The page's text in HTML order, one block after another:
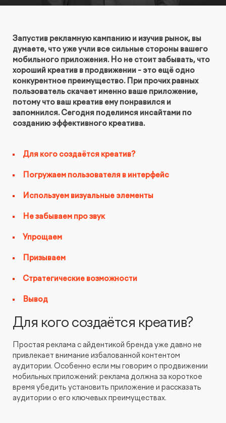
и приложений с респондентами
Глубинные интервью с аудиторией
Создание AI-креативов
Правовой аудит сайта
Оптимизация скорости загрузки сайта
Интеграция и поддержка умного поиска SearchBooster
Видеопродакшн
БЕЛАРУСИ
РЕФЕРАЛЬНАЯ ПРОГРАММА
Запустив рекламную кампанию и изучив рынок, вы
думаете, что уже учли все сильные стороны вашего
мобильного приложения. Но не стоит забывать, что
хороший креатив в продвижении - это ещё одно
конкурентное преимущество. При прочих равных
пользователь скачает именно ваше приложение,
потому что ваш креатив ему понравился и
запомнился. Сегодня поделимся инсайтами по
созданию эффективного креатива.
Для кого создаётся креатив?
Погружаем пользователя в интерфейс
Используем визуальные элементы
Не забываем про звук
Упрощаем
Призываем
Стратегические возможности
Вывод
Для кого создаётся креатив?
Простая реклама с айдентикой бренда уже давно не
привлекает внимание избалованной контентом
аудитории. Особенно если мы говорим о продвижении
мобильных приложений: реклама должна за короткое
время убедить установить приложение и рассказать
аудитории о его ключевых преимуществах.